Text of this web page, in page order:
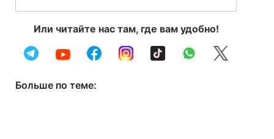
Или читайте нас там, где вам удобно!
Больше по теме: